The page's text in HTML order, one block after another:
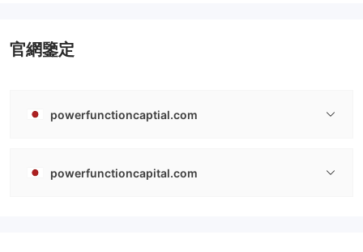
官網鑒定
powerfunctioncaptial.com
powerfunctioncapital.com